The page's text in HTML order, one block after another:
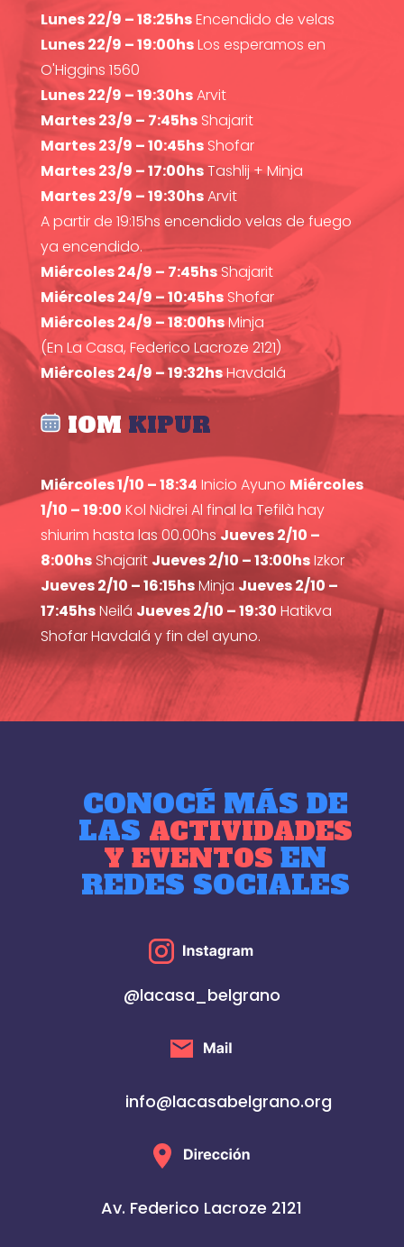
Lunes 22/9 – 18:25hsEncendido de velas
Lunes 22/9 – 19:00hsLos esperamos en
O'Higgins 1560
Lunes 22/9 – 19:30hsArvit
Martes 23/9 – 7:45hsShajarit
Martes 23/9 – 10:45hsShofar
Martes 23/9 – 17:00hsTashlij + Minja
Martes 23/9 – 19:30hsArvit
A partir de 19:15hs encendido velas de fuego
ya encendido.
Miércoles 24/9 – 7:45hsShajarit
Miércoles 24/9 – 10:45hsShofar
Miércoles 24/9 – 18:00hsMinja
(En La Casa, Federico Lacroze 2121)
Miércoles 24/9 – 19:32hsHavdalá
IOM KIPUR
Miércoles 1/10 – 18:34 Inicio Ayuno Miércoles
1/10 – 19:00 Kol Nidrei Al final la Tefilà hay
shiurim hasta las 00.00hsJueves 2/10 –
8:00hsShajarit Jueves 2/10 – 13:00hsIzkor
Jueves 2/10 – 16:15hsMinja Jueves 2/10 –
17:45hsNeilá Jueves 2/10 – 19:30 Hatikva
Shofar Havdalá y fin del ayuno.
CONOCÉ MÁS DE
LAS ACTIVIDADES
Y EVENTOSEN
REDES SOCIALES
@lacasa_belgrano
info@lacasabelgrano.org
Av. Federico Lacroze 2121